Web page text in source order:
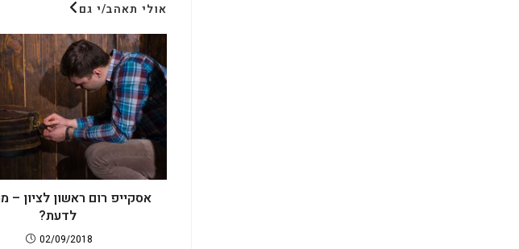
אולי תאהב/י גם
אסקייפ רום ראשון לציון –
לדעת?
02/09/2018